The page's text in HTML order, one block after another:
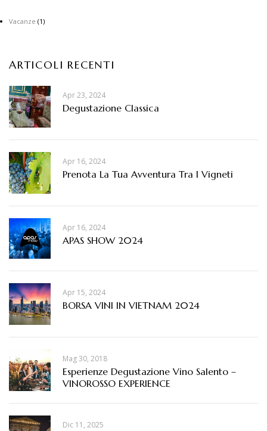
Vacanze (1)
ARTICOLI RECENTI
Apr 23, 2024
Degustazione Classica
Apr 16, 2024
Prenota La Tua Avventura Tra I Vigneti
Apr 16, 2024
APAS SHOW 2024
Apr 15, 2024
BORSA VINI IN VIETNAM 2024
Mag 30, 2018
Esperienze Degustazione Vino Salento –
VINOROSSO EXPERIENCE
Dic 11, 2025